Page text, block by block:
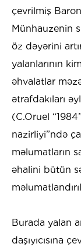
çevrilmiş
Münhauzenin
öz dəyərini
yalanlarının
əhvalatlar
ətrafdakıları
(C.Oruel
nazirliyi”ndə
məlumatların
əhalini bütün
Burada yalan
daşıyıcısına